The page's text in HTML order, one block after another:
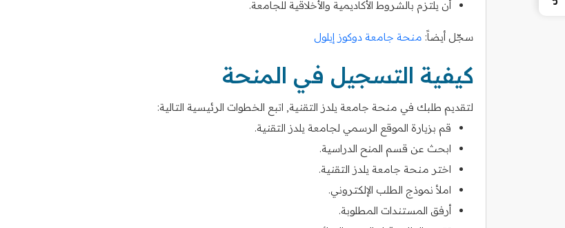
أن يلتزم بالشروط الأكاديمية والأخلاقية للجامعة.
سجّل أيضاً: منحة جامعة دوكوز إيلول
كيفية التسجيل في المنحة
لتقديم طلبك في منحة جامعة يلدز التقنية, اتبع الخطوات الرئيسية التالية:
قم بزيارة الموقع الرسمي لجامعة يلدز التقنية.
ابحث عن قسم المنح الدراسية.
اختر منحة جامعة يلدز التقنية.
املأ نموذج الطلب الإلكتروني.
أرفق المستندات المطلوبة.